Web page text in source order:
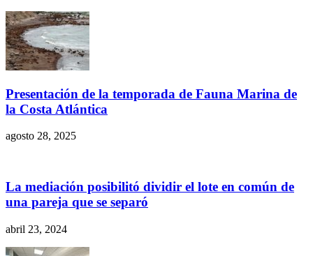
Presentación de la temporada de Fauna Marina de
la Costa Atlántica
agosto 28, 2025
La mediación posibilitó dividir el lote en común de
una pareja que se separó
abril 23, 2024